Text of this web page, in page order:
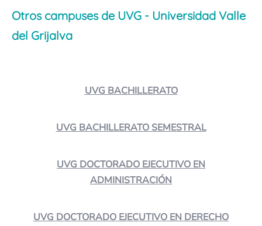
Otros campuses de UVG - Universidad Valle
del Grijalva
UVG BACHILLERATO
UVG BACHILLERATO SEMESTRAL
UVG DOCTORADO EJECUTIVO EN
ADMINISTRACIÓN
UVG DOCTORADO EJECUTIVO EN DERECHO